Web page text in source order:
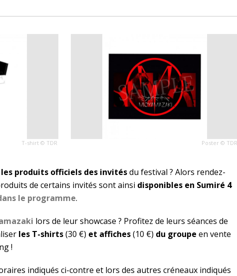
T-shirt © TDR Poster © TDR
les produits officiels des invitésdu festival ? Alors rendez-
de certains invités sont ainsi disponibles en Sumiré 4
le programme.
lors de leur showcase ? Profitez de leurs séances de
les T-shirts(30 €) et affiches(10 €) du groupe en vente
!
indiqués ci-contre et lors des autres créneaux indiqués